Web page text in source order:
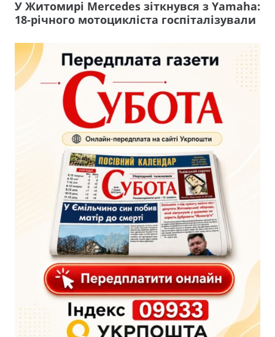
У Житомирі Mercedes зіткнувся з Yamaha:
18-річного мотоцикліста госпіталізували